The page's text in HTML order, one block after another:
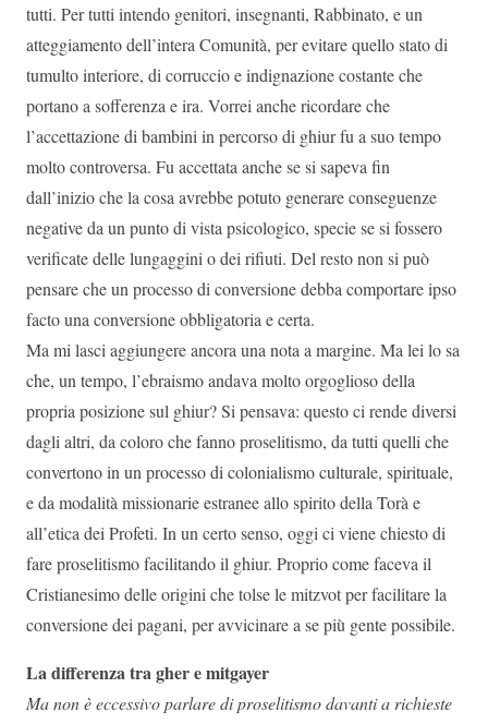
tutti. Per tutti intendo genitori, insegnanti, Rabbinato, e un
atteggiamento dell’intera Comunità, per evitare quello stato di
tumulto interiore, di corruccio e indignazione costante che
portano a sofferenza e ira. Vorrei anche ricordare che
l’accettazione di bambini in percorso di ghiur fu a suo tempo
molto controversa. Fu accettata anche se si sapeva fin
dall’inizio che la cosa avrebbe potuto generare conseguenze
negative da un punto di vista psicologico, specie se si fossero
verificate delle lungaggini o dei rifiuti. Del resto non si può
pensare che un processo di conversione debba comportare ipso
facto una conversione obbligatoria e certa.
Ma mi lasci aggiungere ancora una nota a margine. Ma lei lo sa
che, un tempo, l’ebraismo andava molto orgoglioso della
propria posizione sul ghiur? Si pensava: questo ci rende diversi
dagli altri, da coloro che fanno proselitismo, da tutti quelli che
convertono in un processo di colonialismo culturale, spirituale,
e da modalità missionarie estranee allo spirito della Torà e
all’etica dei Profeti. In un certo senso, oggi ci viene chiesto di
fare proselitismo facilitando il ghiur. Proprio come faceva il
Cristianesimo delle origini che tolse le mitzvot per facilitare la
conversione dei pagani, per avvicinare a se più gente possibile.
La differenza tra gher e mitgayer
Ma non è eccessivo parlare di proselitismo davanti a richieste